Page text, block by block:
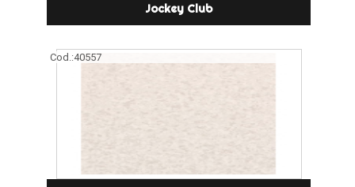
Jockey Club
Cod.:40557